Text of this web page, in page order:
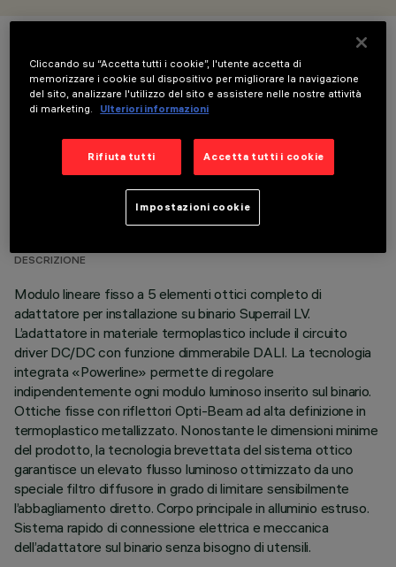
COLORE
DATI TECNICI
ULTIMO AGGIORNAMENTO: 18/06/2026
DESCRIZIONE
Modulo lineare fisso a 5 elementi ottici completo di
adattatore per installazione su binario Superrail LV.
L’adattatore in materiale termoplastico include il circuito
driver DC/DC con funzione dimmerabile DALI. La tecnologia
integrata «Powerline» permette di regolare
indipendentemente ogni modulo luminoso inserito sul binario.
Ottiche fisse con riflettori Opti-Beam ad alta definizione in
termoplastico metallizzato. Nonostante le dimensioni minime
del prodotto, la tecnologia brevettata del sistema ottico
garantisce un elevato flusso luminoso ottimizzato da uno
speciale filtro diffusore in grado di limitare sensibilmente
l’abbagliamento diretto. Corpo principale in alluminio estruso.
Sistema rapido di connessione elettrica e meccanica
dell’adattatore sul binario senza bisogno di utensili.
Cliccando su “Accetta tutti i cookie”, l'utente accetta di
memorizzare i cookie sul dispositivo per migliorare la navigazione
del sito, analizzare l'utilizzo del sito e assistere nelle nostre attività
di marketing.
Ulteriori informazioni
Rifiuta tutti Accetta tutti i cookie
Impostazioni cookie